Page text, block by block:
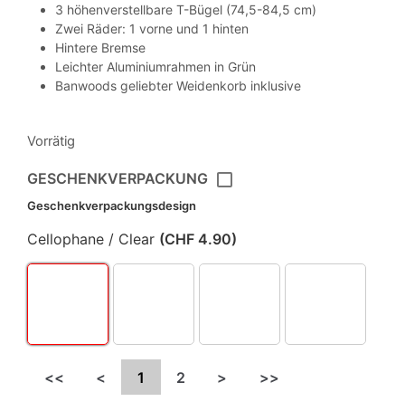
3 höhenverstellbare T-Bügel (74,5-84,5 cm)
Zwei Räder: 1 vorne und 1 hinten
Hintere Bremse
Leichter Aluminiumrahmen in Grün
Banwoods geliebter Weidenkorb inklusive
Vorrätig
GESCHENKVERPACKUNG
Geschenkverpackungsdesign
Cellophane / Clear (CHF 4.90)
<< < 1 2 > >>